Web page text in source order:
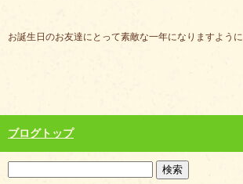
お誕生日のお友達にとって素敵な一年になりますように
ブログトップ